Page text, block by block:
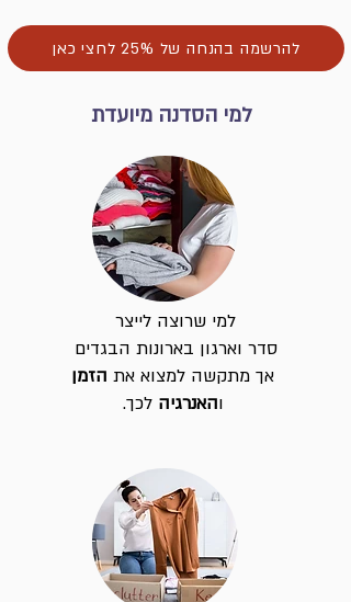
להרשמה בהנחה של 25% לחצי כאן
למי הסדנה מיועדת
למי שרוצה לייצר
סדר וארגון בארונות הבגדים
אך מתקשה למצוא את הזמן
והאנרגיה לכך.